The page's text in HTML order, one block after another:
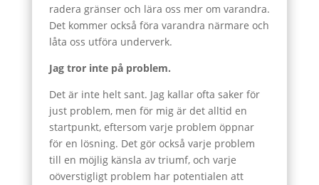
radera gränser och lära oss mer om varandra.
Det kommer också föra varandra närmare och
låta oss utföra underverk.
Jag tror inte på problem.
Det är inte helt sant. Jag kallar ofta saker för
just problem, men för mig är det alltid en
startpunkt, eftersom varje problem öppnar
för en lösning. Det gör också varje problem
till en möjlig känsla av triumf, och varje
oöverstigligt problem har potentialen att